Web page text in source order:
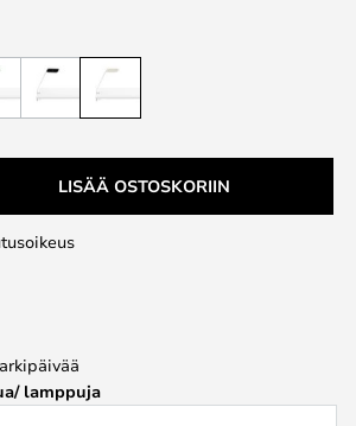
LISÄÄ OSTOSKORIIN
lamppuja